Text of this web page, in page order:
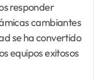
responder
cambiantes
se ha convertido
equipos exitosos